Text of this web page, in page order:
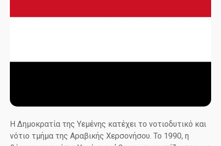
Η Δημοκρατία της Υεμένης κατέχει το νοτιοδυτικό και
νότιο τμήμα της Αραβικής Χερσονήσου. Το 1990, η